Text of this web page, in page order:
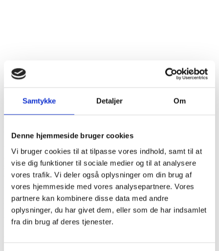
Samtykke Detaljer Om
Denne hjemmeside bruger cookies
Vi bruger cookies til at tilpasse vores indhold, samt til at
vise dig funktioner til sociale medier og til at analysere
vores trafik. Vi deler også oplysninger om din brug af
vores hjemmeside med vores analysepartnere. Vores
partnere kan kombinere disse data med andre
oplysninger, du har givet dem, eller som de har indsamlet
fra din brug af deres tjenester.
Effektiv vare- og økonomistyring
Vi er en operationsafdeling med seks operationsstuer, der opererer
ca. 6000 patienter om året. Over 90% af vores patienter går hjem
samme dag, som de opereres. Alle vores operationer er planlagte
operationer. 70% indenfor ortopædkirurgi og 30% indenfor
gynækologi og mave-tarm kirurgi.
Ligesom resten af sygehusvæsenet oplever afdelingen stigende
udgifter til løn og udstyr. Specielt indenfor ortopædkirurgi ses en
voldsom stigning i udgifter til instrumenter og udstyr. Afdelingens
udfordring er, at vi ikke kender de specifikke priser på vores